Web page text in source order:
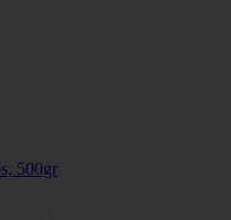
500gr